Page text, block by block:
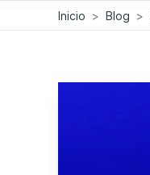
Inicio > Blog >